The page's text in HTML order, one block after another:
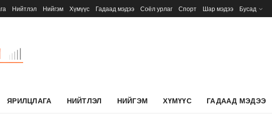
Нийтлэл Нийгэм Хүмүүс Гадаад мэдээ Соёл урлаг Спорт Шар мэдээ Бусад
ЯРИЛЦЛАГА НИЙТЛЭЛ НИЙГЭМ ХҮМҮҮС ГАДААД МЭДЭЭ